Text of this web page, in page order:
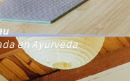
en Ayurveda